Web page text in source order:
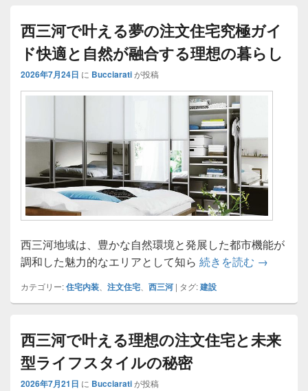
西三河で叶える夢の注文住宅究極ガイ
ド快適と自然が融合する理想の暮らし
2026年7月24日 に Bucciaratiが投稿
西三河地域は、豊かな自然環境と発展した都市機能が
調和した魅力的なエリアとして知ら 続きを読む 西三河で
→
カテゴリー:住宅内装、 注文住宅、 西三河 | タグ:建設
西三河で叶える理想の注文住宅と未来
型ライフスタイルの秘密
2026年7月21日 に Bucciaratiが投稿